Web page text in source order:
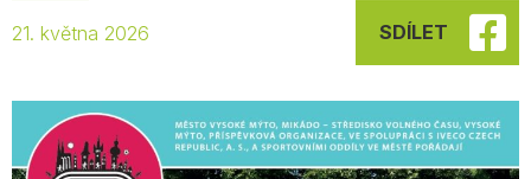
21. května 2026 SDÍLET